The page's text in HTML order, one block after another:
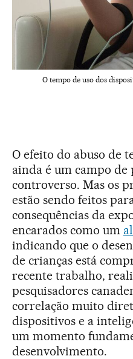
O tempo de uso dos
O efeito do abuso de
ainda é um campo de
controverso. Mas os
estão sendo feitos
consequências da
encarados como um
indicando que o
de crianças está
recente trabalho,
pesquisadores
correlação muito
dispositivos e a
um momento
desenvolvimento.